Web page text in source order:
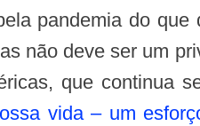
pandemia do
não deve ser um
que continua
vida – um